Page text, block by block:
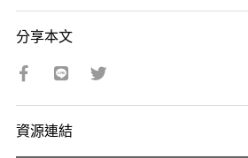
分享本文
資源連結